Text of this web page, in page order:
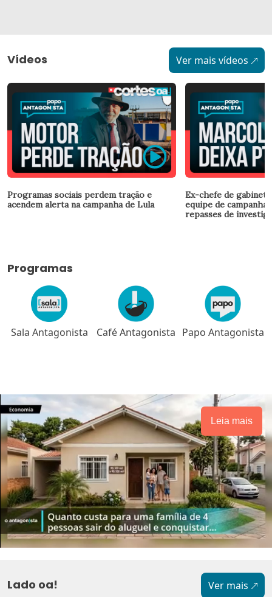
Vídeos Ver mais vídeos
Programas sociais perdem tração e
acendem alerta na campanha de Lula
Ex-chefe de
equipe de campanha
repasses de
Programas
Sala Antagonista Café Antagonista Papo Antagonista
Leia mais
Lado oa! Ver mais